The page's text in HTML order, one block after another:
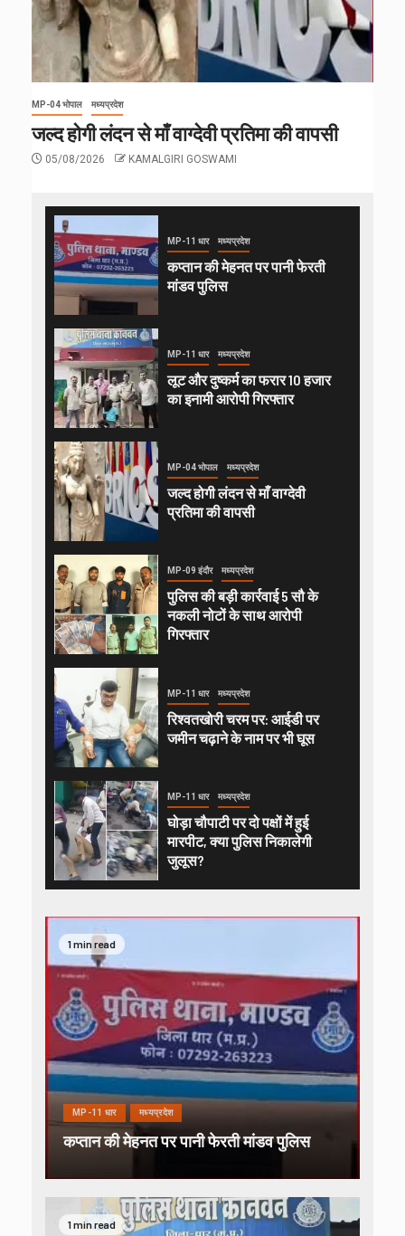
MP-04 भोपाल मध्यप्रदेश
जल्द होगी लंदन से माँ वाग्देवी प्रतिमा की वापसी
05/08/2026 KAMALGIRI GOSWAMI
MP-11 धार मध्यप्रदेश
कप्तान की मेहनत पर पानी फेरती
मांडव पुलिस
MP-11 धार मध्यप्रदेश
लूट और दुष्कर्म का फरार 10 हजार
का इनामी आरोपी गिरफ्तार
MP-04 भोपाल मध्यप्रदेश
जल्द होगी लंदन से माँ वाग्देवी
प्रतिमा की वापसी
MP-09 इंदौर मध्यप्रदेश
पुलिस की बड़ी कार्रवाई 5 सौ के
नकली नोटों के साथ आरोपी
गिरफ्तार
MP-11 धार मध्यप्रदेश
रिश्वतखोरी चरम पर: आईडी पर
जमीन चढ़ाने के नाम पर भी घूस
MP-11 धार मध्यप्रदेश
घोड़ा चौपाटी पर दो पक्षों में हुई
मारपीट, क्या पुलिस निकालेगी
जुलूस?
1 min read
MP-11 धार मध्यप्रदेश
कप्तान की मेहनत पर पानी फेरती मांडव पुलिस
1 min read